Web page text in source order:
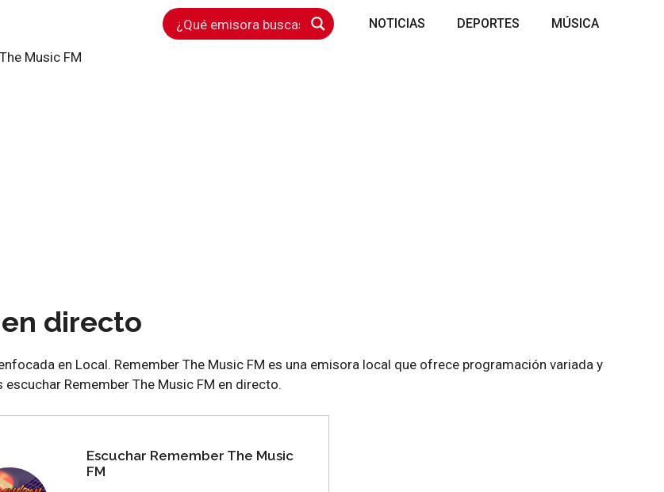
NOTICIAS DEPORTES MÚSICA
Music FM
directo
en Local. Remember The Music FM es una emisora local que ofrece programación variada y
Remember The Music FM en directo.
Escuchar Remember The Music
FM